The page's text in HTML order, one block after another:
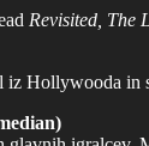
Revisited, The
Hollywooda